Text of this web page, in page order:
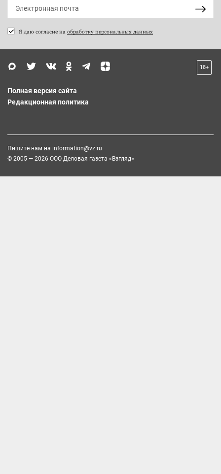
Я даю согласие на обработку персональных данных
18+
Полная версия сайта
Редакционная политика
Пишите нам на information@vz.ru
© 2005 — 2026 ООО Деловая газета «Взгляд»